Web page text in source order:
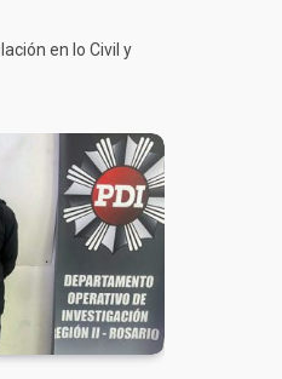
en lo Civil y